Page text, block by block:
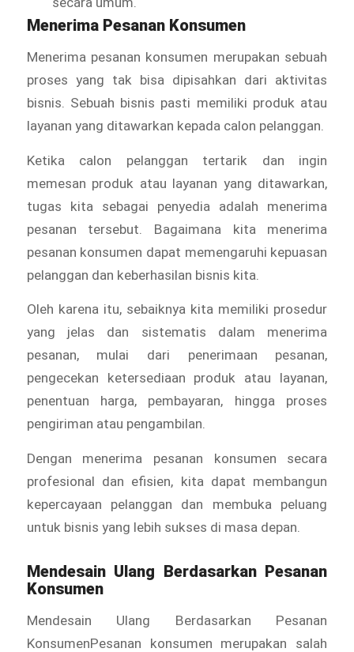
Menerima Pesanan Konsumen
Menerima pesanan konsumen merupakan sebuah
proses yang tak bisa dipisahkan dari aktivitas
bisnis. Sebuah bisnis pasti memiliki produk atau
layanan yang ditawarkan kepada calon pelanggan.
Ketika calon pelanggan tertarik dan ingin
memesan produk atau layanan yang ditawarkan,
tugas kita sebagai penyedia adalah menerima
pesanan tersebut. Bagaimana kita menerima
pesanan konsumen dapat memengaruhi kepuasan
pelanggan dan keberhasilan bisnis kita.
Oleh karena itu, sebaiknya kita memiliki prosedur
yang jelas dan sistematis dalam menerima
pesanan, mulai dari penerimaan pesanan,
pengecekan ketersediaan produk atau layanan,
penentuan harga, pembayaran, hingga proses
pengiriman atau pengambilan.
Dengan menerima pesanan konsumen secara
profesional dan efisien, kita dapat membangun
kepercayaan pelanggan dan membuka peluang
untuk bisnis yang lebih sukses di masa depan.
Mendesain Ulang Berdasarkan Pesanan
Konsumen
Mendesain Ulang Berdasarkan Pesanan
KonsumenPesanan konsumen merupakan salah